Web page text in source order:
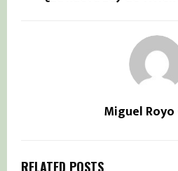
Miguel Royo
RELATED POSTS